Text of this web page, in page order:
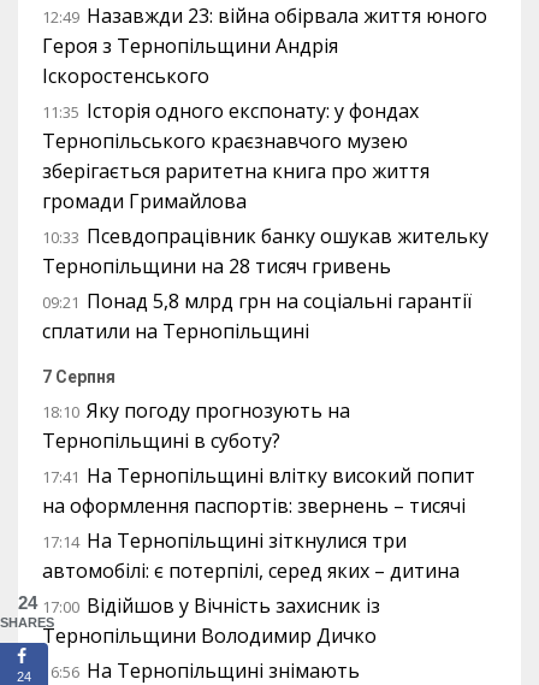
12:49 Назавжди 23: війна обірвала життя юного
Героя з Тернопільщини Андрія
Іскоростенського
11:35 Історія одного експонату: у фондах
Тернопільського краєзнавчого музею
зберігається раритетна книга про життя
громади Гримайлова
10:33 Псевдопрацівник банку ошукав жительку
Тернопільщини на 28 тисяч гривень
09:21 Понад 5,8 млрд грн на соціальні гарантії
сплатили на Тернопільщині
7 Серпня
18:10 Яку погоду прогнозують на
Тернопільщині в суботу?
17:41 На Тернопільщині влітку високий попит
на оформлення паспортів: звернень – тисячі
17:14 На Тернопільщині зіткнулися три
автомобілі: є потерпілі, серед яких – дитина
17:00 Відійшов у Вічність захисник із
Тернопільщини Володимир Дичко
16:56 На Тернопільщині знімають
24
SHARES
24